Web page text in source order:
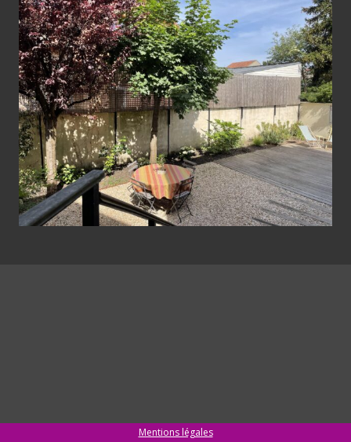
Mentions légales